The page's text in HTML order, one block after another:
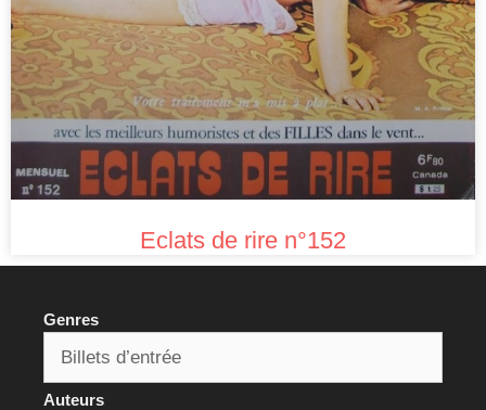
Eclats de rire n°152
Genres
Auteurs